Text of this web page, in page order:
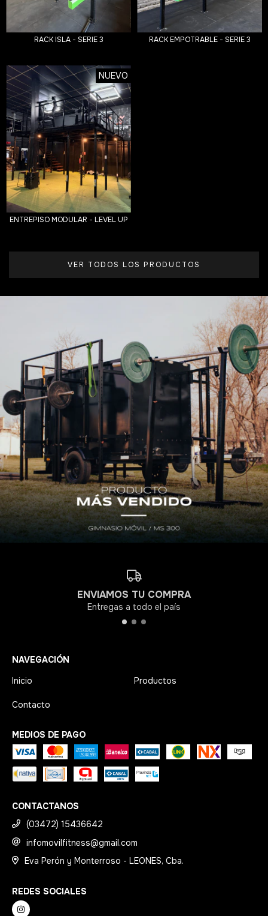
RACK ISLA - SERIE 3 RACK EMPOTRABLE - SERIE 3
NUEVO
ENTREPISO MODULAR - LEVEL UP
VER TODOS LOS PRODUCTOS
ENVIAMOS TU COMPRA
Entregas a todo el país
NAVEGACIÓN
Inicio
Productos
Contacto
MEDIOS DE PAGO
CONTACTANOS
(03472) 15436642
infomovilfitness@gmail.com
Eva Perón y Monterroso - LEONES, Cba.
REDES SOCIALES